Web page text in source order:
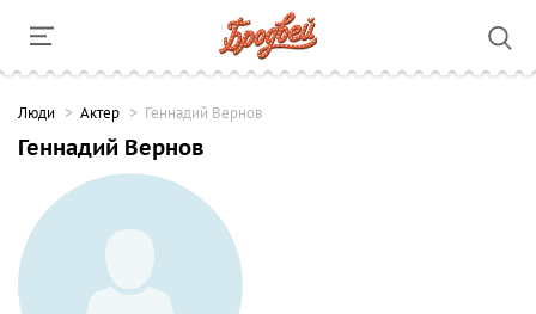
Люди Актер Геннадий Вернов
Геннадий Вернов